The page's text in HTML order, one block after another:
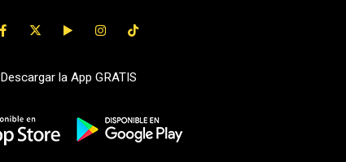
Descargar la App GRATIS